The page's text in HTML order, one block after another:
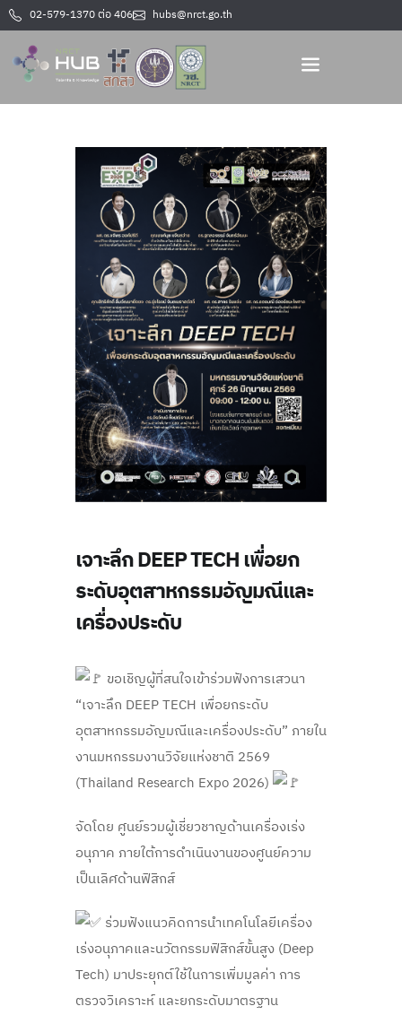
02-579-1370 ต่อ 406 hubs@nrct.go.th
เจาะลึก DEEP TECH เพื่อยก
ระดับอุตสาหกรรมอัญมณีและ
เครื่องประดับ
ขอเชิญผู้ที่สนใจเข้าร่วมฟังการเสวนา
“เจาะลึก DEEP TECH เพื่อยกระดับ
อุตสาหกรรมอัญมณีและเครื่องประดับ” ภายใน
งานมหกรรมงานวิจัยแห่งชาติ 2569
(Thailand Research Expo 2026)
จัดโดย ศูนย์รวมผู้เชี่ยวชาญด้านเครื่องเร่ง
อนุภาค ภายใต้การดำเนินงานของศูนย์ความ
เป็นเลิศด้านฟิสิกส์
ร่วมฟังแนวคิดการนำเทคโนโลยีเครื่อง
เร่งอนุภาคและนวัตกรรมฟิสิกส์ขั้นสูง (Deep
Tech) มาประยุกต์ใช้ในการเพิ่มมูลค่า การ
ตรวจวิเคราะห์ และยกระดับมาตรฐาน